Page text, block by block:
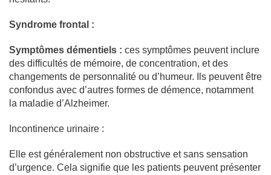
Syndrome frontal :
Symptômes démentiels : ces symptômes peuvent inclure
des difficultés de mémoire, de concentration, et des
changements de personnalité ou d’humeur. Ils peuvent être
confondus avec d’autres formes de démence, notamment
la maladie d’Alzheimer.
Incontinence urinaire :
Elle est généralement non obstructive et sans sensation
d’urgence. Cela signifie que les patients peuvent présenter